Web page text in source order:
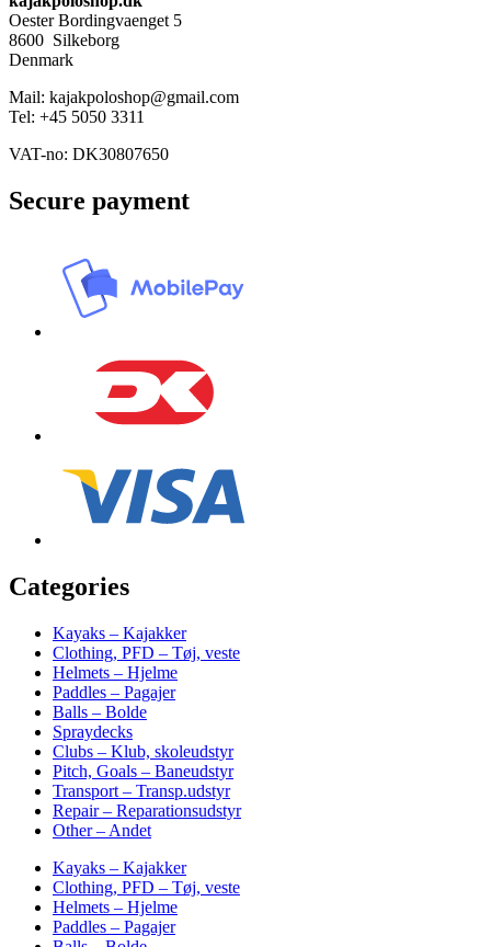
Oester Bordingvaenget 5
8600 Silkeborg
Denmark
Mail: kajakpoloshop@gmail.com
Tel: +45 5050 3311
VAT-no: DK30807650
Secure payment
Categories
Kayaks – Kajakker
Clothing, PFD – Tøj, veste
Helmets – Hjelme
Paddles – Pagajer
Balls – Bolde
Spraydecks
Clubs – Klub, skoleudstyr
Pitch, Goals – Baneudstyr
Transport – Transp.udstyr
Repair – Reparationsudstyr
Other – Andet
Kayaks – Kajakker
Clothing, PFD – Tøj, veste
Helmets – Hjelme
Paddles – Pagajer